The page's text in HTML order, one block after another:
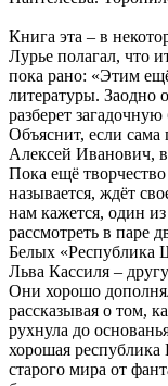
Книга эта – в
Лурье полагал, что
пока рано: «Этим
литературы. Заодно
разберет
Объяснит, если
Алексей Иванович,
Пока ещё
называется, ждёт
нам кажется, один
рассмотреть в паре
Белых
Льва Кассиля –
Они хорошо
рассказывая о том,
рухнула до
хорошая
старого мира от